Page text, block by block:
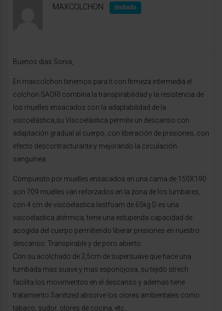
MAXCOLCHON Invitado
Buenos dias Sonia,
En maxcolchon tenemos para ti con firmeza intermedia el
colchon SAORI combina la transpirabilidad y la resistencia de
los muelles ensacados con la adaptabilidad de la
viscoelástica,su Viscoelástica permite un descanso con
adaptación gradual al cuerpo, con liberación de presiones, con
efecto descontracturante y mejorando la circulación
sanguínea.
Compuesto por muelles ensacados en una cama de 150X190
son 709 muelles van reforzados en la zona de los lumbares,
con 4 cm de viscoelastica lastfoam de 65kg D es una
viscoelastica atérmica, tiene una estupenda capacidad de
acogida del cuerpo permitiendo liberar presiones en nuestro
descanso. Transpirable y de poro abierto.
Con su acolchado de 2,5cm de supersuave que hace una
tumbada mas suave y mas esponojosa, su tejido strech
facilita los movimientos en el descanso y ademas tiene
tratamiento Sanitized absorve los olores ambientales como
tabaco, sudor, olores de cocina, etc…